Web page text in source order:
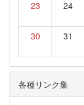
23 24
30 31
各種リンク集